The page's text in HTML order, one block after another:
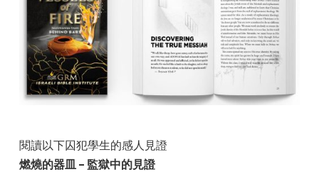
閱讀以下囚犯學生的感人見證
燃燒的器皿 – 監獄中的見證